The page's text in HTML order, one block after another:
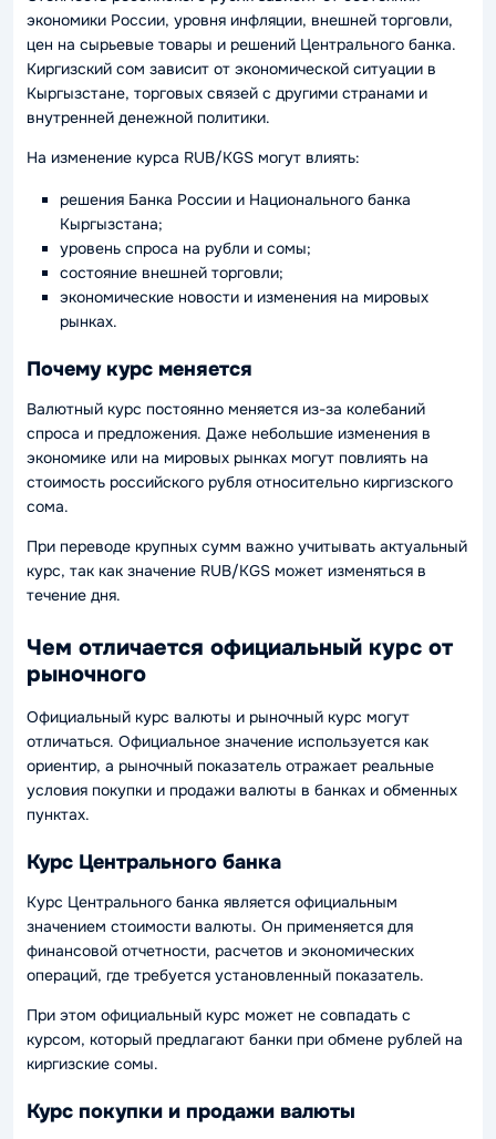
экономики России, уровня инфляции, внешней торговли,
цен на сырьевые товары и решений Центрального банка.
Киргизский сом зависит от экономической ситуации в
Кыргызстане, торговых связей с другими странами и
внутренней денежной политики.
На изменение курса RUB/KGS могут влиять:
решения Банка России и Национального банка
Кыргызстана;
уровень спроса на рубли и сомы;
состояние внешней торговли;
экономические новости и изменения на мировых
рынках.
Почему курс меняется
Валютный курс постоянно меняется из-за колебаний
спроса и предложения. Даже небольшие изменения в
экономике или на мировых рынках могут повлиять на
стоимость российского рубля относительно киргизского
сома.
При переводе крупных сумм важно учитывать актуальный
курс, так как значение RUB/KGS может изменяться в
течение дня.
Чем отличается официальный курс от
рыночного
Официальный курс валюты и рыночный курс могут
отличаться. Официальное значение используется как
ориентир, а рыночный показатель отражает реальные
условия покупки и продажи валюты в банках и обменных
пунктах.
Курс Центрального банка
Курс Центрального банка является официальным
значением стоимости валюты. Он применяется для
финансовой отчетности, расчетов и экономических
операций, где требуется установленный показатель.
При этом официальный курс может не совпадать с
курсом, который предлагают банки при обмене рублей на
киргизские сомы.
Курс покупки и продажи валюты